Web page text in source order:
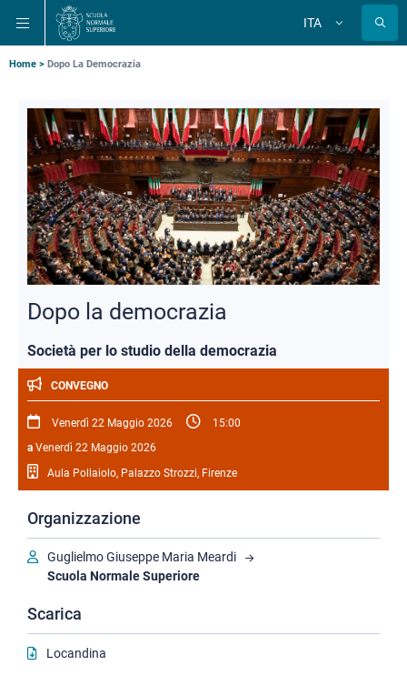
alla
navigazione
principale
contenuto
principale
alla
ricerca
principale
ITA
Briciole
pane
Home Dopo La Democrazia
Dopo la democrazia
Società per lo studio della democrazia
CONVEGNO
Venerdì 22 Maggio 2026
15:00
a Venerdì 22 Maggio 2026
Aula Pollaiolo, Palazzo Strozzi, Firenze
Organizzazione
Guglielmo Giuseppe Maria Meardi
Scuola Normale Superiore
Scarica
Locandina